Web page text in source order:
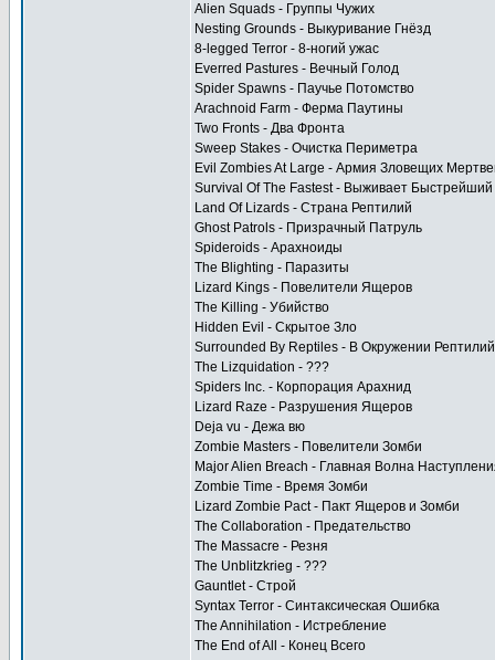
Alien Squads - Группы Чужих
Nesting Grounds - Выкуривание Гнёзд
8-legged Terror - 8-ногий ужас
Everred Pastures - Вечный Голод
Spider Spawns - Паучье Потомство
Arachnoid Farm - Ферма Паутины
Two Fronts - Два Фронта
Sweep Stakes - Очистка Периметра
Evil Zombies At Large - Армия Зловещих
Survival Of The Fastest - Выживает Быстрейший
Land Of Lizards - Страна Рептилий
Ghost Patrols - Призрачный Патруль
Spideroids - Арахноиды
The Blighting - Паразиты
Lizard Kings - Повелители Ящеров
The Killing - Убийство
Hidden Evil - Скрытое Зло
Surrounded By Reptiles - В Окружении Рептилий
The Lizquidation - ???
Spiders Inc. - Корпорация Арахнид
Lizard Raze - Разрушения Ящеров
Deja vu - Дежа вю
Zombie Masters - Повелители Зомби
Major Alien Breach - Главная Волна
Zombie Time - Время Зомби
Lizard Zombie Pact - Пакт Ящеров и Зомби
The Collaboration - Предательство
The Massacre - Резня
The Unblitzkrieg - ???
Gauntlet - Строй
Syntax Terror - Синтаксическая Ошибка
The Annihilation - Истребление
The End of All - Конец Всего